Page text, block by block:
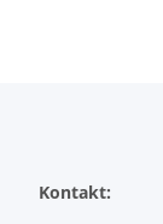
Kontakt: